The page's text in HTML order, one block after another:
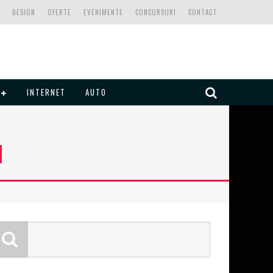
CONTACT
CONCURSURI
EVENIMENTE
OFERTE
DESIGN
INTERNET AUTO